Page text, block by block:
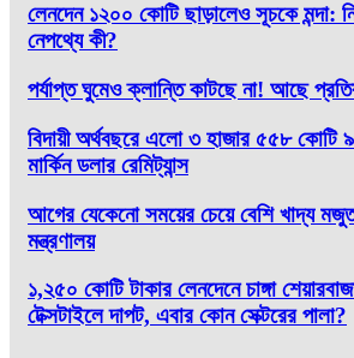
লেনদেন ১২০০ কোটি ছাড়ালেও সূচকে মন্দা:
নেপথ্যে কী?
পর্যাপ্ত ঘুমেও ক্লান্তি কাটছে না! আছে
বিদায়ী অর্থবছরে এলো ৩ হাজার ৫৫৮ কোটি
মার্কিন ডলার রেমিট্যান্স
আগের যেকেনো সময়ের চেয়ে বেশি খাদ্য
মন্ত্রণালয়
১,২৫০ কোটি টাকার লেনদেনে চাঙ্গা
টেক্সটাইলে দাপট, এবার কোন সেক্টরের পালা?